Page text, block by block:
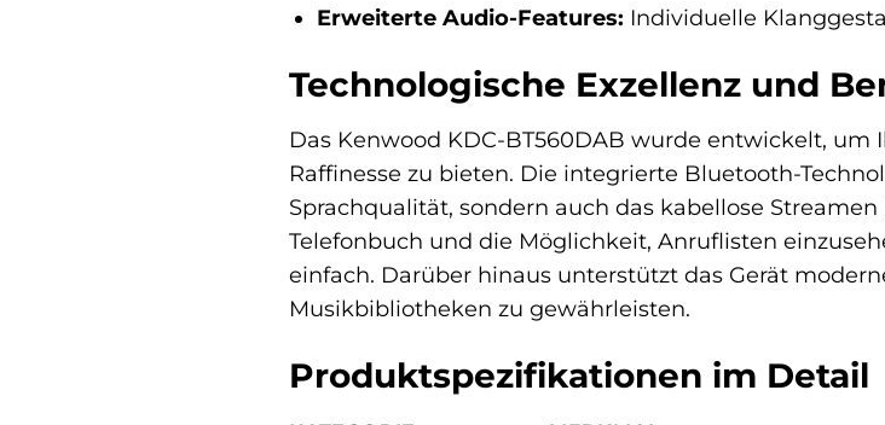
Erweiterte Audio-Features: Individuelle
Technologische Exzellenz und
Das Kenwood KDC-BT560DAB wurde entwickelt,
Raffinesse zu bieten. Die integrierte Bluetooth-
Sprachqualität, sondern auch das kabellose
Telefonbuch und die Möglichkeit, Anruflisten
einfach. Darüber hinaus unterstützt das Gerät
Musikbibliotheken zu gewährleisten.
Produktspezifikationen im Detail